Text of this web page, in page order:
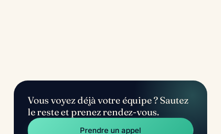
Vous voyez déjà votre équipe ? Sautez
le reste et prenez rendez-vous.
Prendre un appel